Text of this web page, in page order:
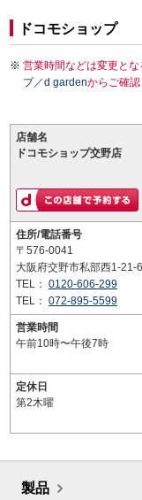
ドコモショップ
営業時間などは変更と
プ／d gardenからご確認
店舗名
ドコモショップ交野店
住所/電話番号
〒576-0041
大阪府交野市私部西1-21-6
TEL： 0120-606-299
TEL： 072-895-5599
営業時間
午前10時〜午後7時
定休日
第2木曜
製品